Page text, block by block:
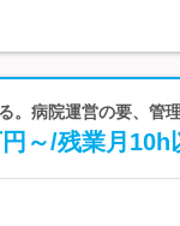
。病院運営の要、管
～/残業月10h